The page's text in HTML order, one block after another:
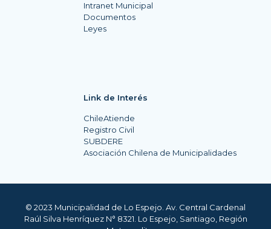
Intranet Municipal
Documentos
Leyes
Link de Interés
ChileAtiende
Registro Civil
SUBDERE
Asociación Chilena de Municipalidades
© 2023 Municipalidad de Lo Espejo. Av. Central Cardenal
Raúl Silva Henríquez N° 8321. Lo Espejo, Santiago, Región